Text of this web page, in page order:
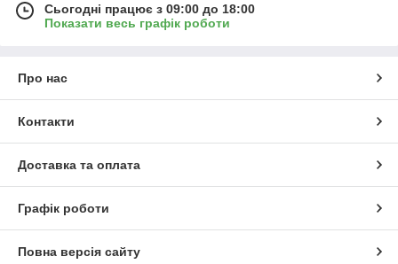
Сьогодні працює з 09:00 до 18:00
Показати весь графік роботи
Про нас
Контакти
Доставка та оплата
Графік роботи
Повна версія сайту